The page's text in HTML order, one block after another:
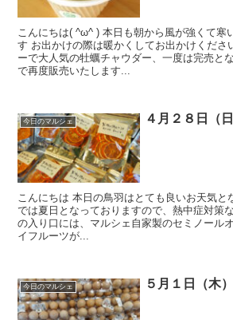
こんにちは( ^ω^ ) 本日も朝から風が強くて寒
す お出かけの際は暖かくしてお出かけくださ
ーで大人気の牡蠣チャウダー、一度は完売と
で再度販売いたします...
今日のマルシェ ４月２８日（
こんにちは 本日の鳥羽はとても良いお天気と
では夏日となっておりますので、熱中症対策
の入り口には、マルシェ自家製のセミノール
イフルーツが...
今日のマルシェ ５月１日（木